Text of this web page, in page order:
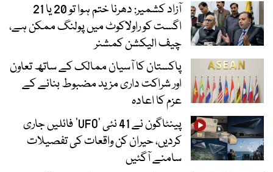
آزاد کشمیر: دھرنا ختم ہوا تو 20 یا 21
اگست کو راولاکوٹ میں پولنگ ممکن ہے،
چیف الیکشن کمشنر
پاکستان کا آسیان ممالک کے ساتھ تعاون
اور شراکت داری مزید مضبوط بنانے کے
عزم کا اعادہ
پینٹاگون نے 41 نئی ’UFO‘ فائلیں جاری
کردیں، حیران کن واقعات کی تفصیلات
سامنے آگئیں